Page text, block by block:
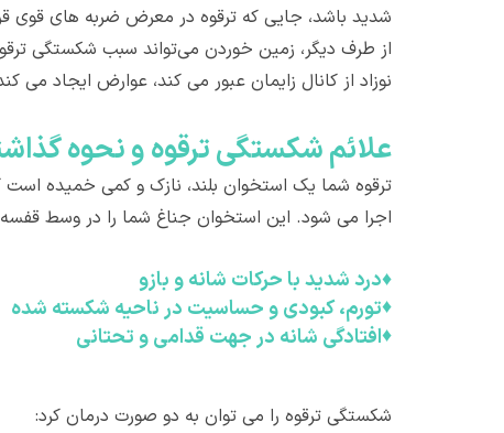
شدید باشد، جایی که ترقوه در معرض ضربه های قوی
از طرف دیگر، زمین خوردن می‌تواند سبب شکستگی
نوزاد از کانال زایمان عبور می کند، عوارض ایجاد می
علائم شکستگی ترقوه و نحوه
ترقوه شما یک استخوان بلند، نازک و کمی خمیده
اجرا می شود. این استخوان جناغ شما را در وسط
♦درد شدید با حرکات شانه و بازو
♦تورم، کبودی و حساسیت در ناحیه شکسته شده
♦افتادگی شانه در جهت قدامی و تحتانی
شکستگی ترقوه را می توان به دو صورت درمان کرد: